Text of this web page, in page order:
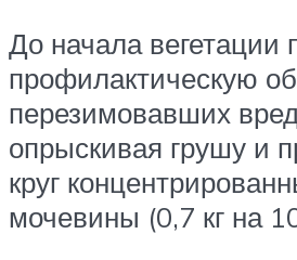
До начала вегетации
профилактическую
перезимовавших
опрыскивая грушу и
круг
мочевины (0,7 кг на